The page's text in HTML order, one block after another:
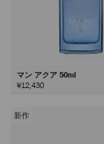
マン アクア 50ml
¥12,430
新作